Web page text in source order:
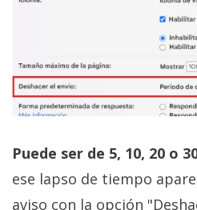
Puede ser de 5, 10, 20 o
ese lapso de tiempo
aviso con la opción